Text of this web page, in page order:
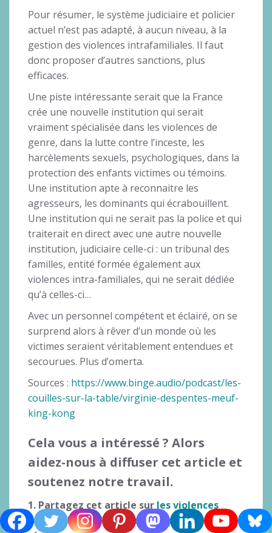
Pour résumer, le système judiciaire et policier
actuel n’est pas adapté, à aucun niveau, à la
gestion des violences intrafamiliales. Il faut
donc proposer d’autres sanctions, plus
efficaces.
Une piste intéressante serait que la France
crée une nouvelle institution qui serait
vraiment spécialisée dans les violences de
genre, dans la lutte contre l’inceste, les
harcèlements sexuels, psychologiques, dans la
protection des enfants victimes ou témoins.
Une institution apte à reconnaitre les
agresseurs, les dominants qui écrabouillent.
Une institution qui ne serait pas la police et qui
traiterait en direct avec une autre nouvelle
institution, judiciaire celle-ci : un tribunal des
familles, entité formée également aux
violences intra-familiales, qui ne serait dédiée
qu’à celles-ci…
Avec un personnel compétent et éclairé, on se
surprend alors à rêver d’un monde où les
victimes seraient véritablement entendues et
secourues. Plus d’omerta.
Sources : https://www.binge.audio/podcast/les-
couilles-sur-la-table/virginie-despentes-meuf-
king-kong
Cela vous a intéressé ? Alors
aidez-nous à diffuser cet article et
soutenez notre travail.
1. Partagez cet article sur les violences
conjugales et l’omerta de la police sur les